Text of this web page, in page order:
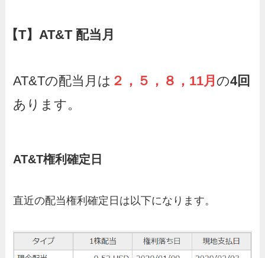
【T】AT&T 配当月
AT&Tの配当月は ２，５，８，11月の4回
あります。
AT&T権利確定日
直近の配当権利確定日は以下になります。